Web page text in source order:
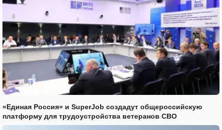
«Единая Россия» и SuperJob создадут общероссийскую
платформу для трудоустройства ветеранов СВО